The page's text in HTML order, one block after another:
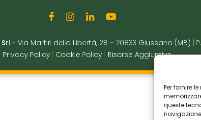
Per fornire
queste
- Via Martiri della Libertà, 28 – 20833 Giussano (MB)
Privacy Policy
Cookie Policy Risorse Aggiuntive